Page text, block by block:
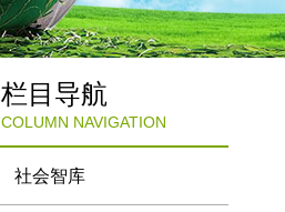
栏目导航
COLUMN NAVIGATION
社会智库